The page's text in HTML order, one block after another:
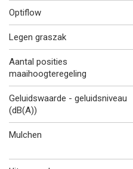
Optiflow
Legen graszak
Aantal posities
maaihoogteregeling
Geluidswaarde - geluidsniveau
(dB(A))
Mulchen